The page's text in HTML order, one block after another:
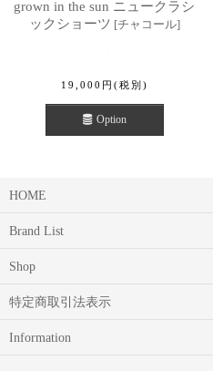
grown in the sun ニュークラシ
ックショーツ [チャコール]
19,000 円 (税別)
Option
HOME
Brand List
Shop
特定商取引法表示
Information